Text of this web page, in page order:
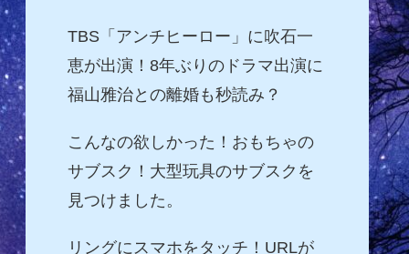
TBS「アンチヒーロー」に吹石一
恵が出演！8年ぶりのドラマ出演に
福山雅治との離婚も秒読み？
こんなの欲しかった！おもちゃの
サブスク！大型玩具のサブスクを
見つけました。
リングにスマホをタッチ！URLが